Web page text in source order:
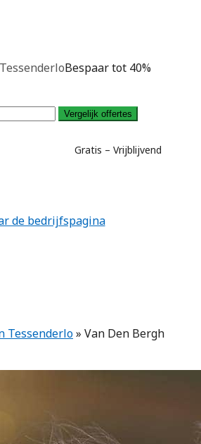
Bespaar tot 40%
Vergelijk offertes
Gratis – Vrijblijvend
de bedrijfspagina
Tessenderlo» Van Den Bergh